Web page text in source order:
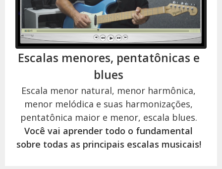
Escalas menores, pentatônicas e
blues
Escala menor natural, menor harmônica,
menor melódica e suas harmonizações,
pentatônica maior e menor, escala blues.
Você vai aprender todo o fundamental
sobre todas as principais escalas musicais!